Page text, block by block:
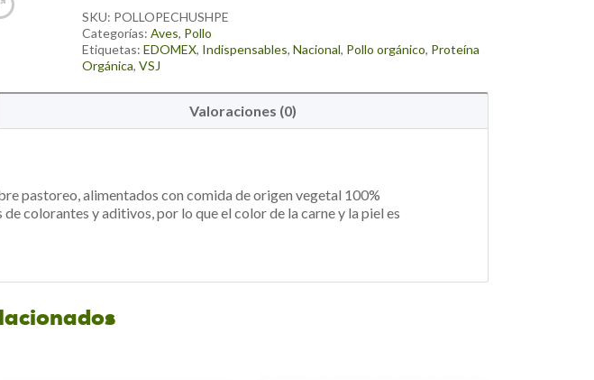
address
to
join
for
SKU: POLLOPECHUSHPE
Categorías:Aves, Pollo
Etiquetas:EDOMEX, Indispensables,Nacional, Pollo orgánico, Proteína
Orgánica,VSJ
Valoraciones (0)
pastoreo, alimentados con comida de origen vegetal 100%
colorantes y aditivos, por lo que el color de la carne y la piel es